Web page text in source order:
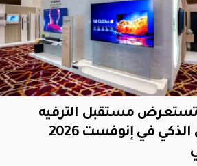
مستقبل الترفيه
المنزلي الذكي في إنوفست 2026